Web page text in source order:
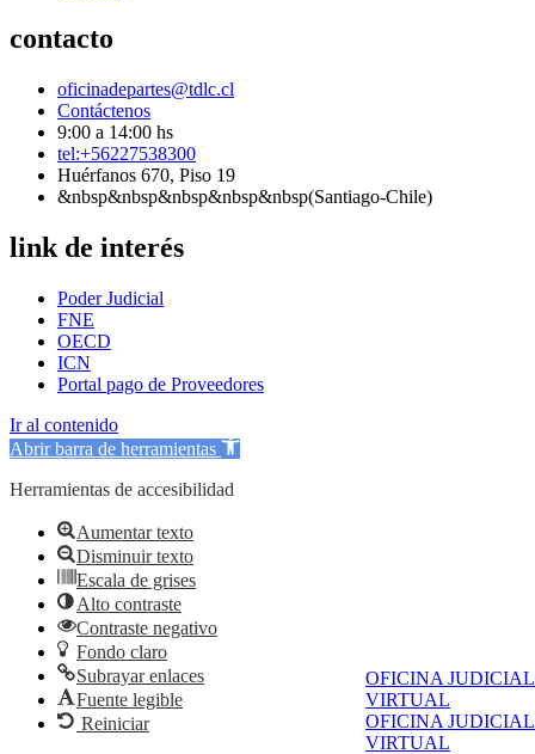
OFICINA JUDICIAL
VIRTUAL
OFICINA JUDICIAL
VIRTUAL
contacto
oficinadepartes@tdlc.cl
Contáctenos
9:00 a 14:00 hs
tel:+56227538300
Huérfanos 670, Piso 19
&nbsp&nbsp&nbsp&nbsp&nbsp(Santiago-Chile)
link de interés
Poder Judicial
FNE
OECD
ICN
Portal pago de Proveedores
Ir al contenido
Abrir barra de herramientas
Herramientas de accesibilidad
Aumentar texto
Disminuir texto
Escala de grises
Alto contraste
Contraste negativo
Fondo claro
Subrayar enlaces
Fuente legible
Reiniciar